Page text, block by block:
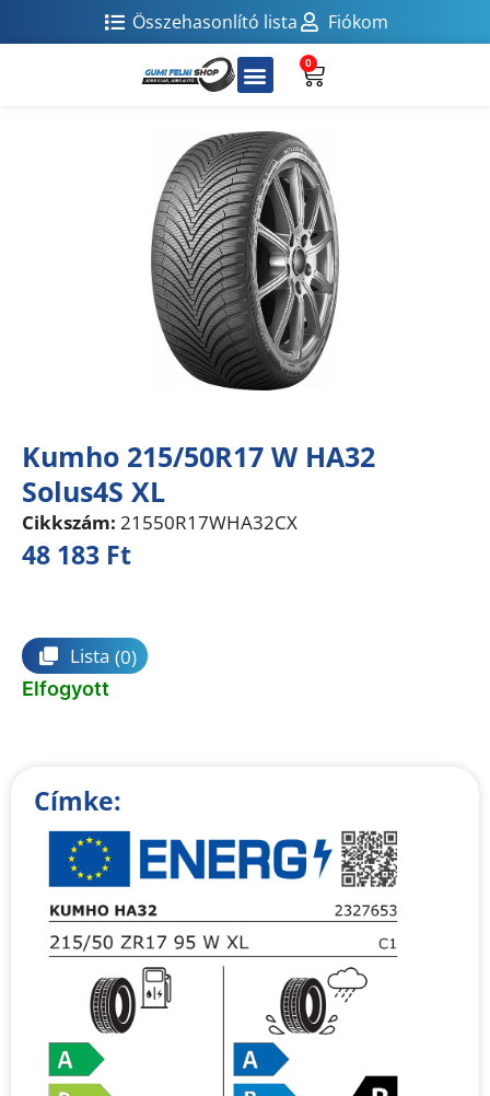
Összehasonlító lista Fiókom
0
Kumho 215/50R17 W HA32
Solus4S XL
Cikkszám: 21550R17WHA32CX
48 183 Ft
Lista (0)
Elfogyott
Címke: